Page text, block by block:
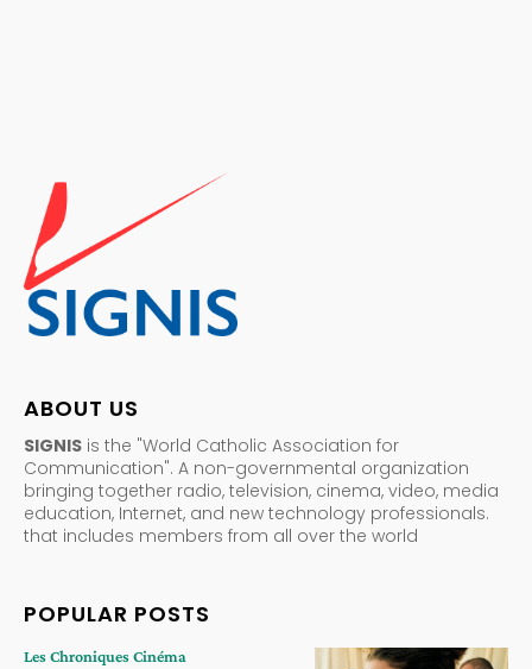
ABOUT US
SIGNIS is the "World Catholic Association for
Communication". A non-governmental organization
bringing together radio, television, cinema, video, media
education, Internet, and new technology professionals.
that includes members from all over the world
POPULAR POSTS
Les Chroniques Cinéma